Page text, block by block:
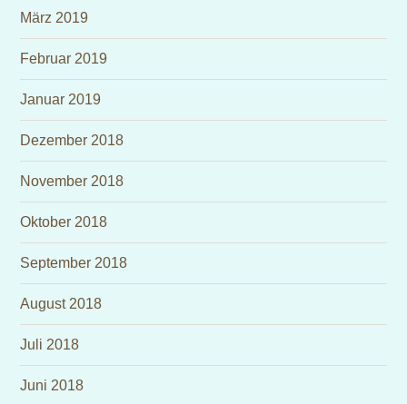
März 2019
Februar 2019
Januar 2019
Dezember 2018
November 2018
Oktober 2018
September 2018
August 2018
Juli 2018
Juni 2018